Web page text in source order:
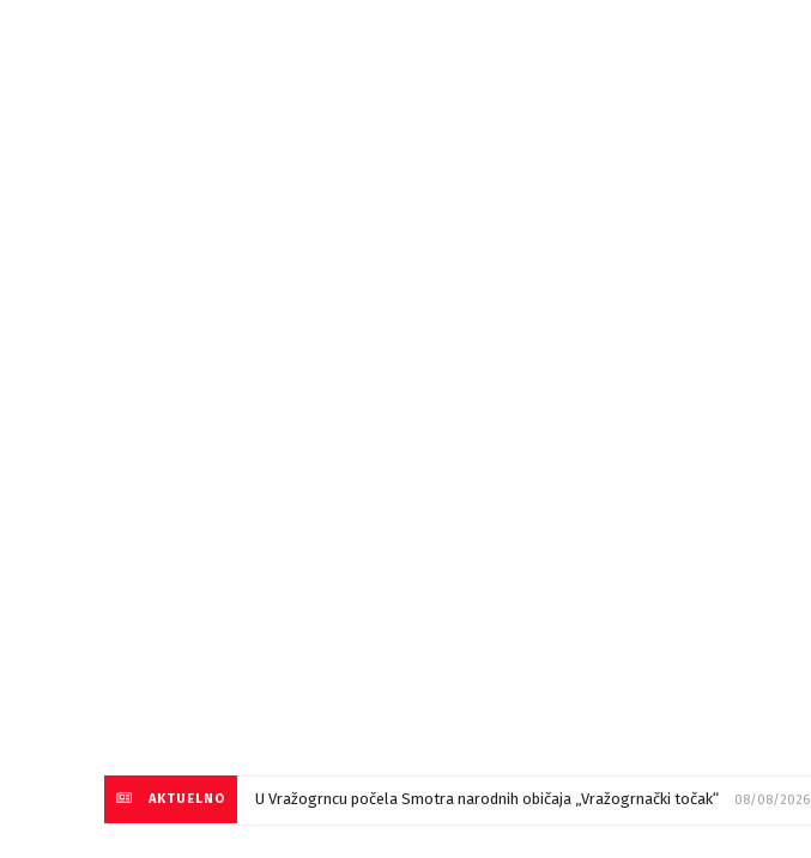
AKTUELNO U Vražogrncu počela Smotra narodnih običaja „Vražogrnački točak“ 08/08/2026